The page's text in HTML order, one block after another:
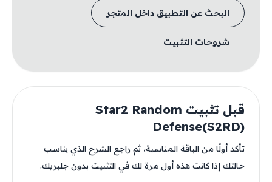
البحث عن التطبيق داخل المتجر
شروحات التثبيت
قبل تثبيت Star2 Random
Defense(S2RD)
تأكد أولًا من الباقة المناسبة، ثم راجع الشرح الذي يناسب
حالتك إذا كانت هذه أول مرة لك في التثبيت بدون جلبريك.